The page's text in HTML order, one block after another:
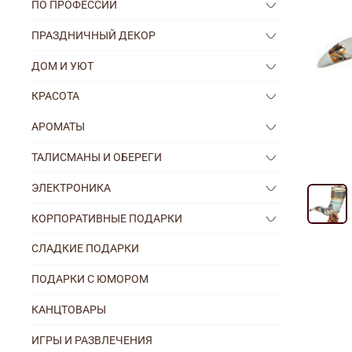
ПО ПРОФЕССИИ
ПРАЗДНИЧНЫЙ ДЕКОР
ДОМ И УЮТ
КРАСОТА
АРОМАТЫ
ТАЛИСМАНЫ И ОБЕРЕГИ
ЭЛЕКТРОНИКА
КОРПОРАТИВНЫЕ ПОДАРКИ
СЛАДКИЕ ПОДАРКИ
ПОДАРКИ С ЮМОРОМ
КАНЦТОВАРЫ
ИГРЫ И РАЗВЛЕЧЕНИЯ